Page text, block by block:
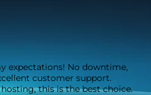
expectations! No downtime,
customer support.
this is the best choice.